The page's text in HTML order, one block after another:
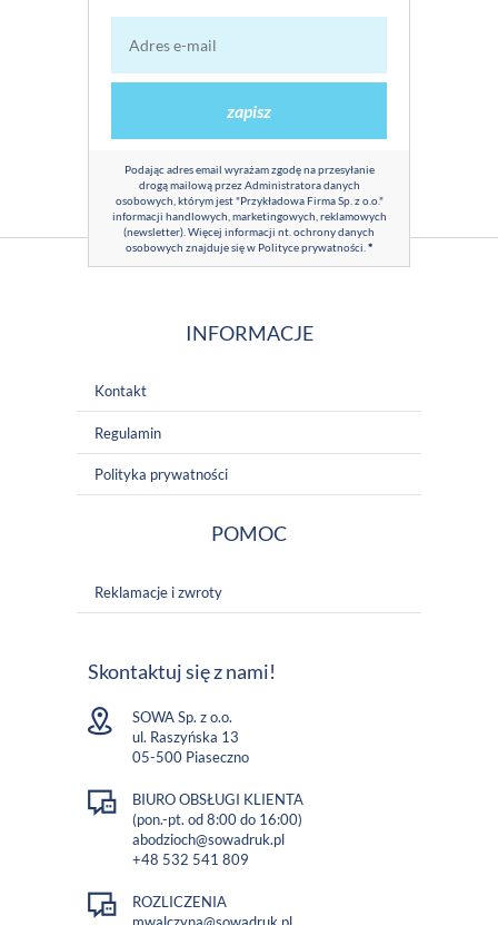
zapisz
Podając adres email wyrażam zgodę na przesyłanie
drogą mailową przez Administratora danych
osobowych, którym jest "Przykładowa Firma Sp. z o.o."
informacji handlowych, marketingowych, reklamowych
(newsletter). Więcej informacji nt. ochrony danych
osobowych znajduje się w Polityce prywatności *
INFORMACJE
Kontakt
Regulamin
Polityka prywatności
POMOC
Reklamacje i zwroty
Skontaktuj się z nami!
SOWA Sp. z o.o.
ul. Raszyńska 13
05-500 Piaseczno
BIURO OBSŁUGI KLIENTA
(pon.-pt. od 8:00 do 16:00)
abodzioch@sowadruk.pl
+48 532 541 809
ROZLICZENIA